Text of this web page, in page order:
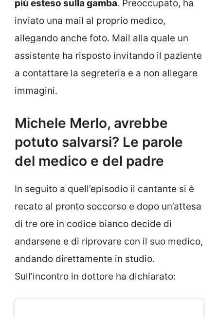
più esteso sulla gamba. Preoccupato, ha
inviato una mail al proprio medico,
allegando anche foto. Mail alla quale un
assistente ha risposto invitando il paziente
a contattare la segreteria e a non allegare
immagini.
Michele Merlo, avrebbe
potuto salvarsi? Le parole
del medico e del padre
In seguito a quell’episodio il cantante si è
recato al pronto soccorso e dopo un’attesa
di tre ore in codice bianco decide di
andarsene e di riprovare con il suo medico,
andando direttamente in studio.
Sull’incontro in dottore ha dichiarato: